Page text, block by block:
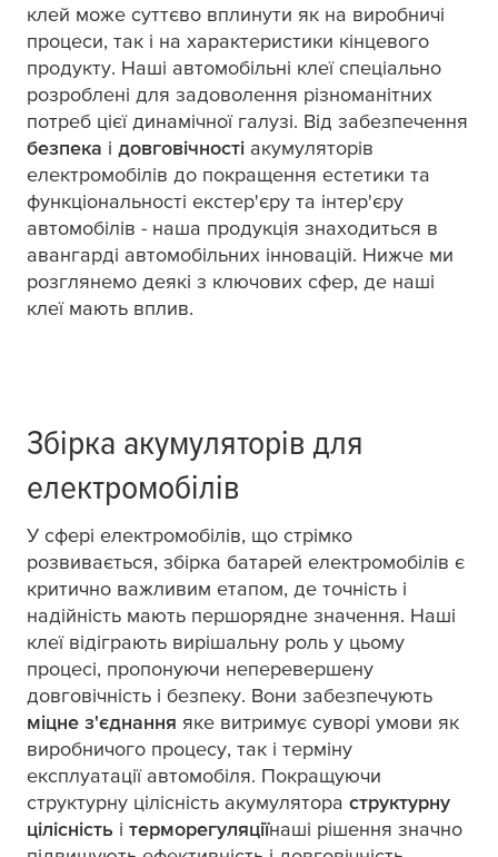
клей може суттєво вплинути як на виробничі
процеси, так і на характеристики кінцевого
продукту. Наші автомобільні клеї спеціально
розроблені для задоволення різноманітних
потреб цієї динамічної галузі. Від забезпечення
безпека і довговічності акумуляторів
електромобілів до покращення естетики та
функціональності екстер'єру та інтер'єру
автомобілів - наша продукція знаходиться в
авангарді автомобільних інновацій. Нижче ми
розглянемо деякі з ключових сфер, де наші
клеї мають вплив.
Збірка акумуляторів для
електромобілів
У сфері електромобілів, що стрімко
розвивається, збірка батарей електромобілів є
критично важливим етапом, де точність і
надійність мають першорядне значення. Наші
клеї відіграють вирішальну роль у цьому
процесі, пропонуючи неперевершену
довговічність і безпеку. Вони забезпечують
міцне з'єднання яке витримує суворі умови як
виробничого процесу, так і терміну
експлуатації автомобіля. Покращуючи
структурну цілісність акумулятора структурну
цілісність і терморегуляціїнаші рішення значно